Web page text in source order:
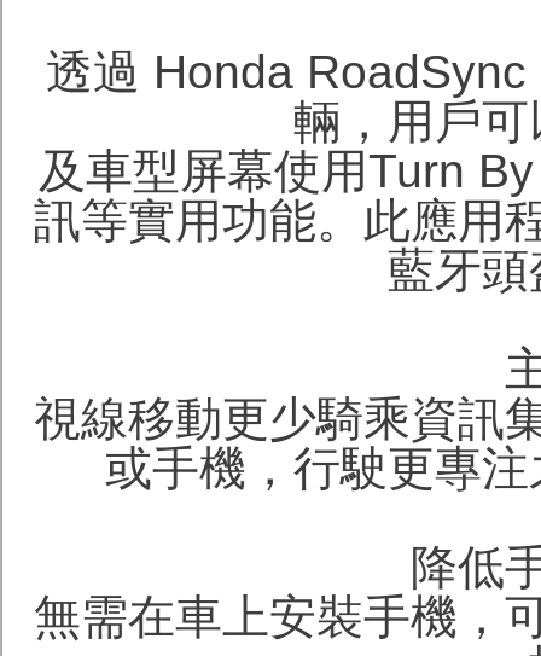
透過 Honda
輛，用戶
及車型屏幕使用Turn
訊等實用功能。此應用
藍牙
視線移動更少騎乘資訊
或手機，行駛更專
降低
無需在車上安裝手機，